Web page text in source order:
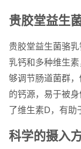
贵胶堂益生
贵胶堂益生菌骆乳
乳钙和多种维生
够调节肠道菌群
的钙源，易于被
了维生素D，有助
科学的摄入